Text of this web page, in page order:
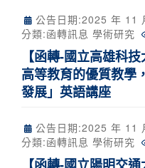
公告日期:2025 年 11
分類:函轉訊息 學術研究
【函轉-國立高雄科
高等教育的優質教學
發展」英語講座
公告日期:2025 年 11
分類:函轉訊息 學術研究